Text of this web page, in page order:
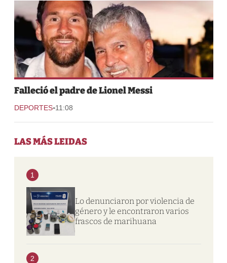
Falleció el padre de Lionel Messi
DEPORTES-11:08
LAS MÁS LEIDAS
1
Lo denunciaron por violencia de
género y le encontraron varios
frascos de marihuana
2